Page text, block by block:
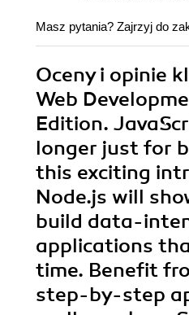
Masz pytania? Zajrzyj do
Oceny i opinie
Web
Edition.
longer just for
this exciting
Node.js will
build data-
applications
time. Benefit
step-by-step